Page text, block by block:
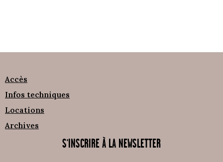
Accès
Infos techniques
Locations
Archives
S'INSCRIRE À LA NEWSLETTER